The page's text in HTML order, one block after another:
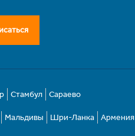
Стамбул Сараево
Мальдивы Шри-Ланка Армения